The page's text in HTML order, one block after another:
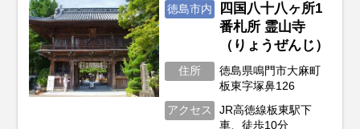
徳島市内
四国八十八ヶ所1
番札所 霊山寺
（りょうぜんじ）
住所
徳島県鳴門市大麻町
板東字塚鼻126
アクセス
JR高徳線板東駅下
車、徒歩10分